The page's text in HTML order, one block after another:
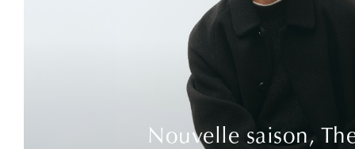
Nouvelle saison,